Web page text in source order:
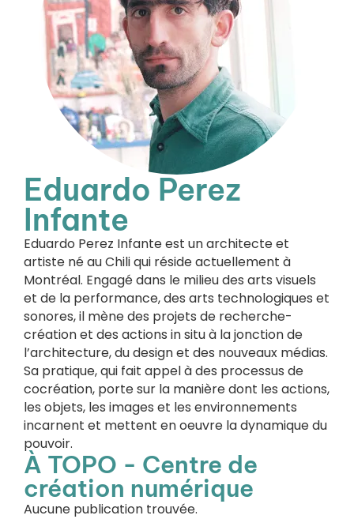
Eduardo Perez
Infante
Eduardo Perez Infante est un architecte et
artiste né au Chili qui réside actuellement à
Montréal. Engagé dans le milieu des arts visuels
et de la performance, des arts technologiques et
sonores, il mène des projets de recherche-
création et des actions in situ à la jonction de
l’architecture, du design et des nouveaux médias.
Sa pratique, qui fait appel à des processus de
cocréation, porte sur la manière dont les actions,
les objets, les images et les environnements
incarnent et mettent en oeuvre la dynamique du
pouvoir.
À TOPO - Centre de
création numérique
Aucune publication trouvée.